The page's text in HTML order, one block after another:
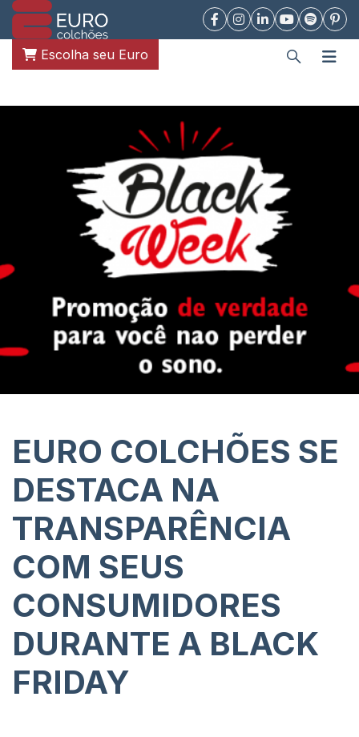
Escolha seu Euro
EURO COLCHÕES SE
DESTACA NA
TRANSPARÊNCIA
COM SEUS
CONSUMIDORES
DURANTE A BLACK
FRIDAY